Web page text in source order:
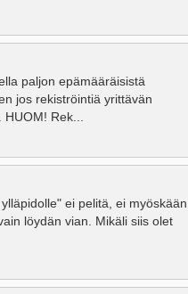
paljon epämääräisistä
jos rekiströintiä yrittävän
Rek...
ei pelitä, ei myöskään
löydän vian. Mikäli siis olet